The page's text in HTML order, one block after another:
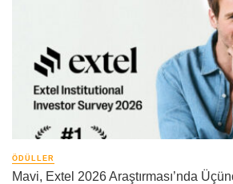
ÖDÜLLER
Mavi, Extel 2026 Araştırması’nda